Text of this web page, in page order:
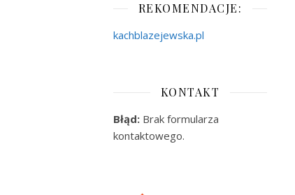
REKOMENDACJE:
kachblazejewska.pl
KONTAKT
Błąd: Brak formularza
kontaktowego.